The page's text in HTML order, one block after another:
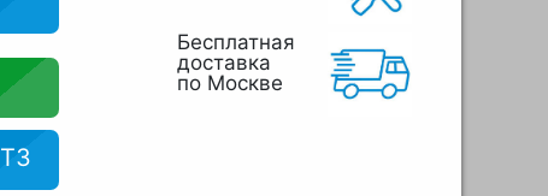
Бесплатная
доставка
по Москве